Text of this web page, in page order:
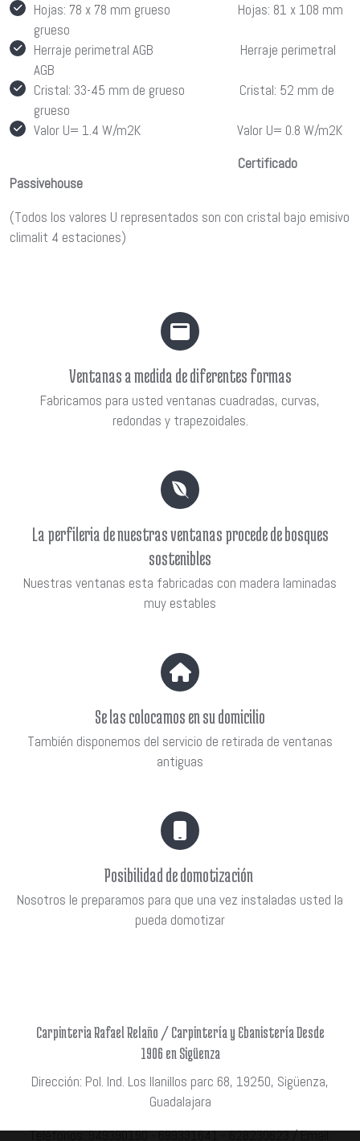
Hojas: 78 x 78 mm grueso Hojas: 81 x 108 mm
grueso
Herraje perimetral AGB Herraje perimetral
AGB
Cristal: 33-45 mm de grueso Cristal: 52 mm de
grueso
Valor U= 1.4 W/m2K Valor U= 0.8 W/m2K
Certificado
Passivehouse
(Todos los valores U representados son con cristal bajo emisivo
climalit 4 estaciones)
Ventanas a medida de diferentes formas
Fabricamos para usted ventanas cuadradas, curvas,
redondas y trapezoidales.
La perfileria de nuestras ventanas procede de bosques
sostenibles
Nuestras ventanas esta fabricadas con madera laminadas
muy estables
Se las colocamos en su domicilio
También disponemos del servicio de retirada de ventanas
antiguas
Posibilidad de domotización
Nosotros le preparamos para que una vez instaladas usted la
pueda domotizar
Carpinteria Rafael Relaño / Carpintería y Ebanistería Desde
1906 en Sigüenza
Dirección: Pol. Ind. Los llanillos parc 68, 19250, Sigüenza,
Guadalajara
Teléfonos: 949390190 - 699331641 - 628230623 / Email: